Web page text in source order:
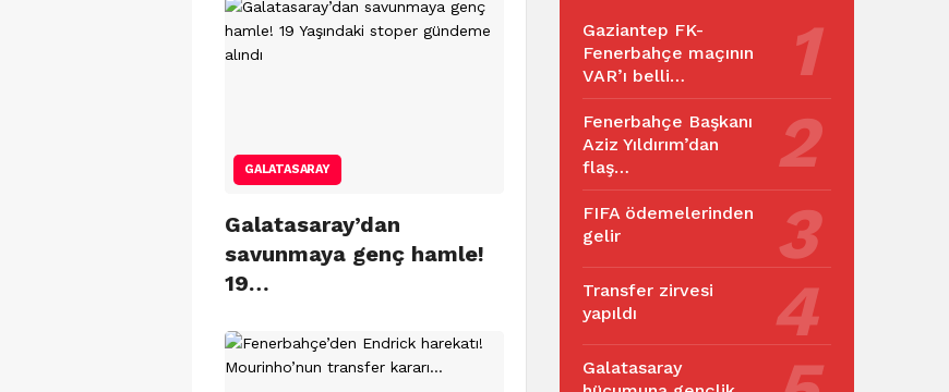
GALATASARAY
Galatasaray’dan
savunmaya genç hamle!
19…
Gaziantep FK-
Fenerbahçe maçının
VAR’ı belli…
Fenerbahçe Başkanı
Aziz Yıldırım’dan
flaş…
FIFA ödemelerinden
gelir
Transfer zirvesi
yapıldı
Galatasaray